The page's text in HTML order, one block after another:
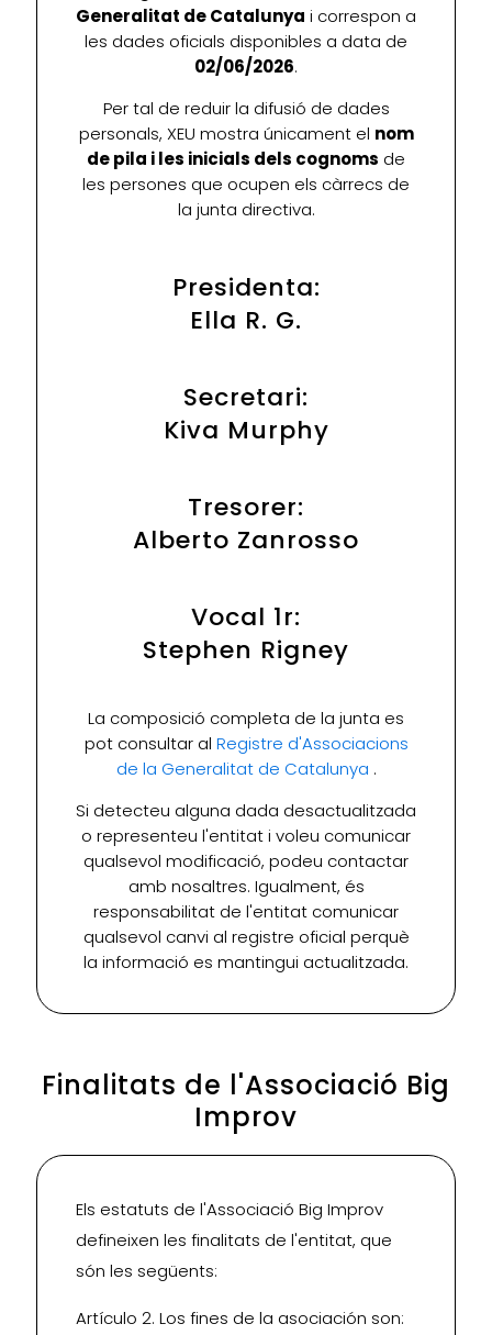
Generalitat de Catalunya i correspon a
les dades oficials disponibles a data de
02/06/2026.
Per tal de reduir la difusió de dades
personals, XEU mostra únicament el nom
de pila i les inicials dels cognoms de
les persones que ocupen els càrrecs de
la junta directiva.
Presidenta:
Ella R. G.
Secretari:
Kiva Murphy
Tresorer:
Alberto Zanrosso
Vocal 1r:
Stephen Rigney
La composició completa de la junta es
pot consultar al Registre d'Associacions
de la Generalitat de Catalunya .
Si detecteu alguna dada desactualitzada
o representeu l'entitat i voleu comunicar
qualsevol modificació, podeu contactar
amb nosaltres. Igualment, és
responsabilitat de l'entitat comunicar
qualsevol canvi al registre oficial perquè
la informació es mantingui actualitzada.
Finalitats de l'Associació Big
Improv
Els estatuts de l'Associació Big Improv
defineixen les finalitats de l'entitat, que
són les següents:
Artículo 2. Los fines de la asociación son: